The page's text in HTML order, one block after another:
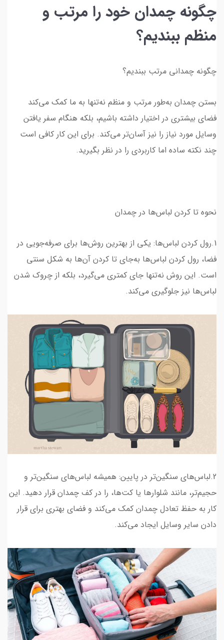
چگونه چمدان خود را مرتب و
منظم ببندیم؟
چگونه چمدانی مرتب ببندیم؟
بستن چمدان به‌طور مرتب و منظم نه‌تنها به ما کمک می‌کند
فضای بیشتری در اختیار داشته باشیم، بلکه هنگام سفر یافتن
وسایل مورد نیاز را نیز آسان‌تر می‌کند. برای این کار کافی است
چند نکته ساده اما کاربردی را در نظر بگیرید.
نحوه تا کردن لباس‌ها در چمدان
1.رول کردن لباس‌ها: یکی از بهترین روش‌ها برای صرفه‌جویی در
فضا، رول کردن لباس‌ها به‌جای تا کردن آن‌ها به شکل سنتی
است. این روش نه‌تنها جای کمتری می‌گیرد، بلکه از چروک شدن
لباس‌ها نیز جلوگیری می‌کند.
2.لباس‌های سنگین‌تر در پایین: همیشه لباس‌های سنگین‌تر و
حجیم‌تر، مانند شلوارها یا کت‌ها، را در کف چمدان قرار دهید. این
کار به حفظ تعادل چمدان کمک می‌کند و فضای بهتری برای قرار
دادن سایر وسایل ایجاد می‌کند.